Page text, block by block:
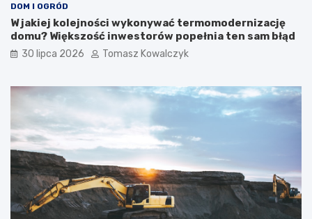
DOM I OGRÓD
W jakiej kolejności wykonywać termomodernizację
domu? Większość inwestorów popełnia ten sam błąd
30 lipca 2026 Tomasz Kowalczyk